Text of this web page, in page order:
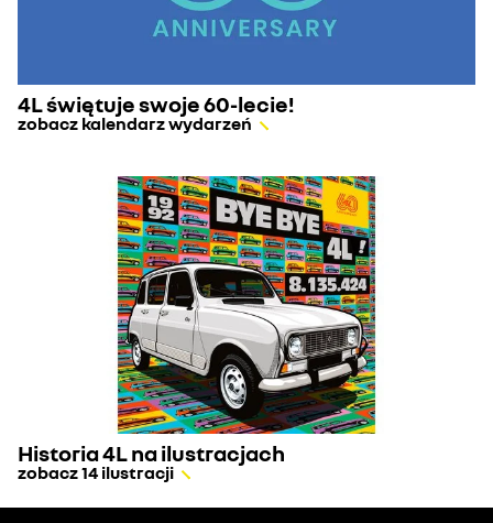
4L świętuje swoje 60-lecie!
zobacz kalendarz wydarzeń
Historia 4L na ilustracjach
zobacz 14 ilustracji